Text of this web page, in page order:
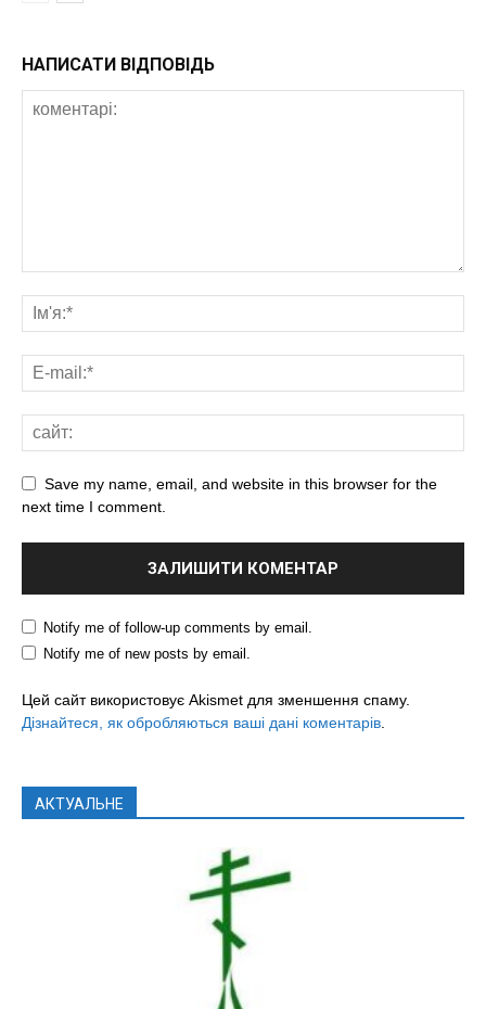
НАПИСАТИ ВІДПОВІДЬ
Save my name, email, and website in this browser for the
next time I comment.
Notify me of follow-up comments by email.
Notify me of new posts by email.
Цей сайт використовує Akismet для зменшення спаму.
Дізнайтеся, як обробляються ваші дані коментарів
АКТУАЛЬНЕ